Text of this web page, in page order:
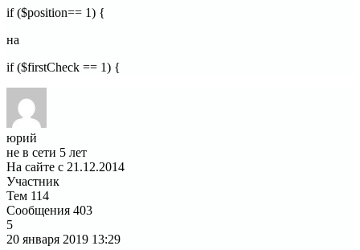
if ($position== 1) {
на
if ($firstCheck == 1) {
юрий
не в сети 5 лет
На сайте с 21.12.2014
Участник
Тем 114
Сообщения 403
5
20 января 2019 13:29